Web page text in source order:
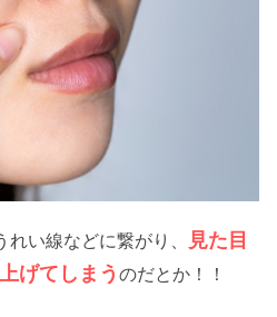
い線などに繋がり、
見た目
げてしまう のだとか！！